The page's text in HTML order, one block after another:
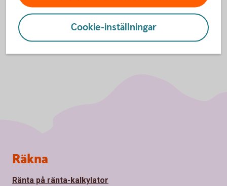
Cookie-inställningar
Sidfot
Räkna
Ränta på ränta-kalkylator